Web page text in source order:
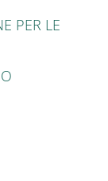
PER LE